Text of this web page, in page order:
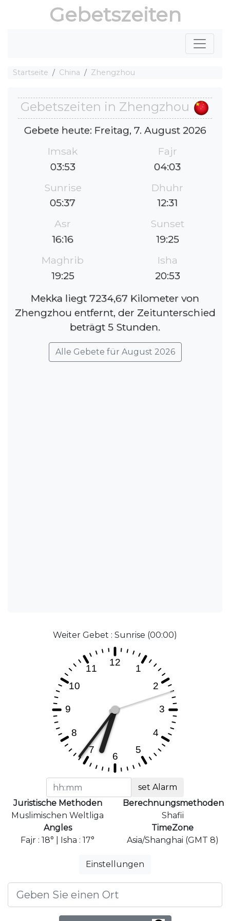
Gebetszeiten
Startseite China Zhengzhou
Gebetszeiten in Zhengzhou
Gebete heute: Freitag, 7. August 2026
Imsak
03:53
Fajr
04:03
Sunrise
05:37
Dhuhr
12:31
Asr
16:16
Sunset
19:25
Maghrib
19:25
Isha
20:53
Mekka liegt 7234,67 Kilometer von
Zhengzhou entfernt, der Zeitunterschied
beträgt 5 Stunden.
Alle Gebete für August 2026
Weiter Gebet : Sunrise (00:00)
set Alarm
Juristische Methoden
Muslimischen Weltliga
Berechnungsmethoden
Shafii
Angles
Fajr : 18° | Isha : 17°
TimeZone
Asia/Shanghai (GMT 8)
Einstellungen